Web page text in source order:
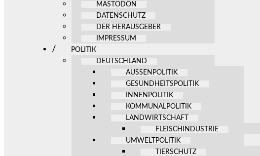
MASTODON
DATENSCHUTZ
DER HERAUSGEBER
IMPRESSUM
POLITIK
DEUTSCHLAND
AUSSENPOLITIK
GESUNDHEITSPOLITIK
INNENPOLITIK
KOMMUNALPOLITIK
LANDWIRTSCHAFT
FLEISCHINDUSTRIE
UMWELTPOLITIK
TIERSCHUTZ